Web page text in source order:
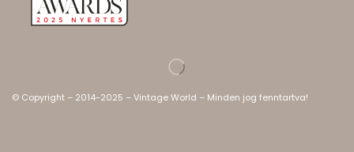
© Copyright – 2014-2025 – Vintage World – Minden jog fenntartva!